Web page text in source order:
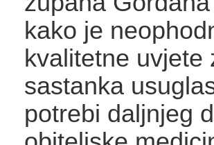
kako je
kvalitetne uvjete
sastanka
potrebi daljnjeg